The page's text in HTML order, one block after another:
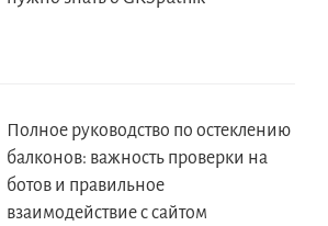
Полное руководство по остеклению
балконов: важность проверки на
ботов и правильное
взаимодействие с сайтом